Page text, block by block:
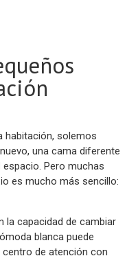
habitación, solemos
una cama diferente
Pero muchas
es mucho más sencillo:
la capacidad de cambiar
blanca puede
de atención con